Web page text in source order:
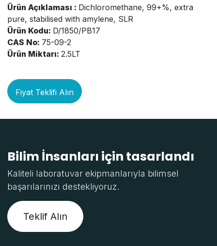
Ürün Açıklaması : Dichloromethane, 99+%, extra
pure, stabilised with amylene, SLR
Ürün Kodu: D/1850/PB17
CAS No: 75-09-2
Ürün Miktarı: 2.5LT
Fiyat Teklifi Alın
Bilim İnsanları için tasarlandı
Kaliteli laboratuvar ekipmanlarıyla bilimsel
başarılarınızı destekliyoruz.
Teklif Alın